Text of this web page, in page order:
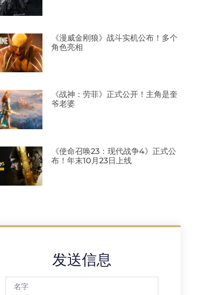
《漫威金刚狼》战斗实机公布！多个
角色亮相
《战神：劳菲》正式公开！主角是奎
爷老婆
《使命召唤23：现代战争4》正式公
布！年末10月23日上线
发送信息